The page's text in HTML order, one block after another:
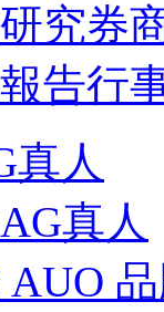
究券
告行
真人
真人